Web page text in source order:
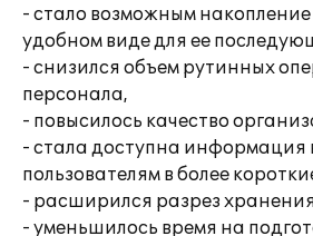
- стало возможным
удобном виде для ее
- снизился объем рутинных
персонала,
- повысилось качество
- стала доступна информация
пользователям в более
- расширился разрез
- уменьшилось время на